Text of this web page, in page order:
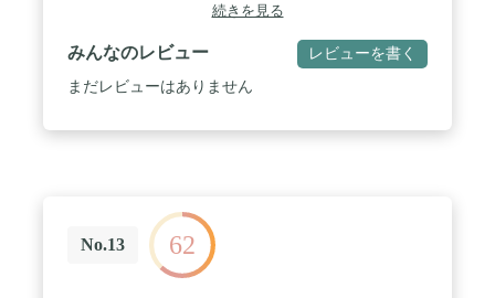
続きを見る
みんなのレビュー レビューを書く
まだレビューはありません
No.13 62